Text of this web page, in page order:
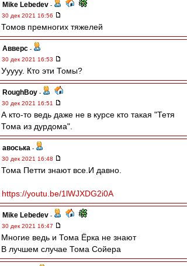
Mike Lebedev -
30 дек 2021 16:56
Томов премногих тяжелей
Авверс -
30 дек 2021 16:53
Ууууу. Кто эти Томы?
RoughBoy -
30 дек 2021 16:51
А кто-то ведь даже не в курсе кто такая "Тетя
Тома из дурдома".
авоська -
30 дек 2021 16:48
Тома Петти знают все.И давно.
https://youtu.be/1lWJXDG2i0A
Mike Lebedev -
30 дек 2021 16:47
Многие ведь и Тома Ёрка не знают
В лучшем случае Тома Сойера